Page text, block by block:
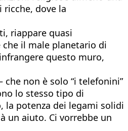
dove la
riappare quasi
il male planetario di
questo muro,
non è solo “i telefonini”
lo stesso tipo di
la potenza dei legami solidi
un aiuto. Ci vorrebbe un